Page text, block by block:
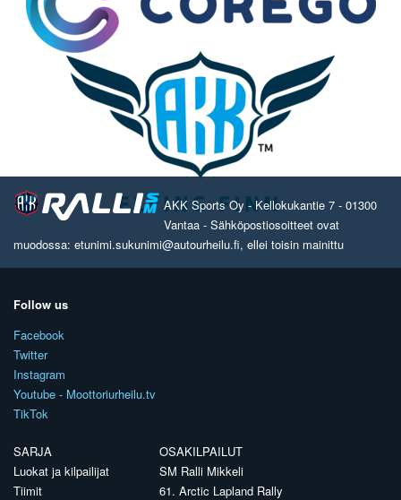
AKK Sports Oy - Kellokukantie 7 - 01300
Vantaa - Sähköpostiosoitteet ovat
muodossa: etunimi.sukunimi@autourheilu.fi, ellei toisin mainittu
Follow us
Facebook
Twitter
Instagram
Youtube - Moottoriurheilu.tv
TikTok
SARJA
Luokat ja kilpailijat
Tiimit
OSAKILPAILUT
SM Ralli Mikkeli
61. Arctic Lapland Rally